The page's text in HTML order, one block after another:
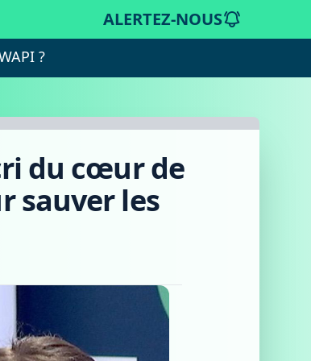
ALERTEZ-NOUS
?
du cœur de
sauver les